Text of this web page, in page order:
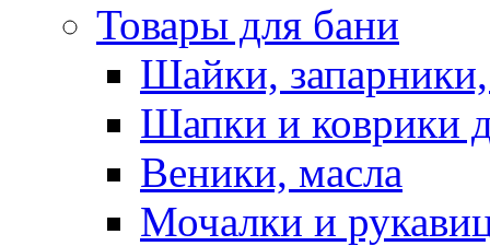
Товары для бани
Шайки,
Шапки и коврики
Веники, масла
Мочалки и